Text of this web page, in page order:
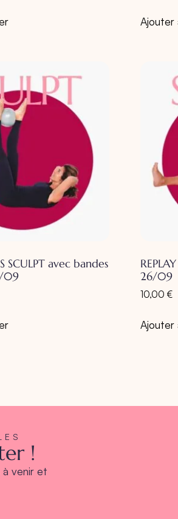
Ajouter
SCULPT avec bandes
09
26/09
10,00 €
Ajouter
!
venir et